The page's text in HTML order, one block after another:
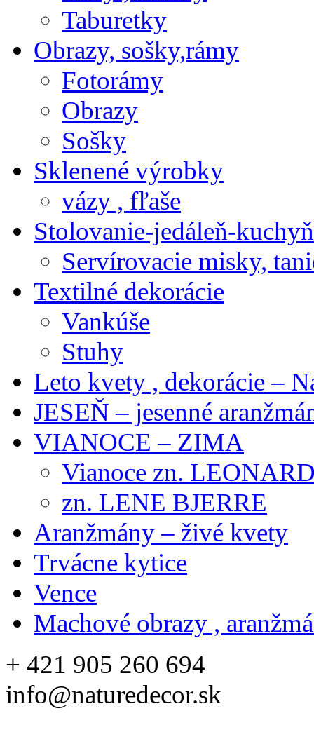
Taburetky
Obrazy, sošky,rámy
Fotorámy
Obrazy
Sošky
Sklenené výrobky
vázy , fľaše
Stolovanie-jedáleň-
Servírovacie misky,
Textilné dekorácie
Vankúše
Stuhy
Leto kvety , dekorácie –
JESEŇ – jesenné
VIANOCE – ZIMA
Vianoce zn.
zn. LENE BJERRE
Aranžmány – živé kvety
Trvácne kytice
Vence
Machové obrazy ,
+ 421 905 260 694
info@naturedecor.sk